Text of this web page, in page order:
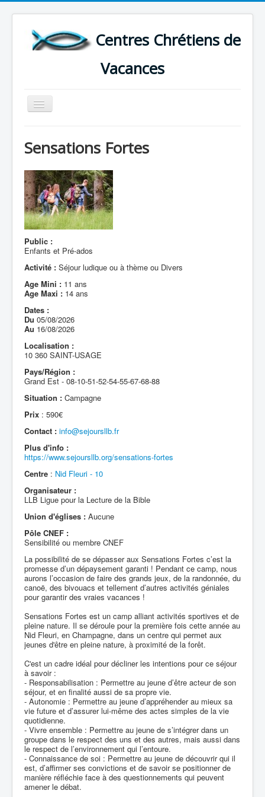
Centres Chrétiens de
Vacances
Basculer
la
CARTE DES CENTRES DE VACANCES .
LISTE DES SEJOURS DE VACANCES 2026
PLUS
Sensations Fortes
Public :
Enfants et Pré-ados
Activité : Séjour ludique ou à thème ou Divers
Age Mini : 11 ans
Age Maxi : 14 ans
Dates :
Du 05/08/2026
Au 16/08/2026
Localisation :
10 360 SAINT-USAGE
Pays/Région :
Grand Est - 08-10-51-52-54-55-67-68-88
Situation : Campagne
Prix : 590€
Contact : info@sejoursllb.fr
Plus d'info :
https://www.sejoursllb.org/sensations-fortes
Centre : Nid Fleuri - 10
Organisateur :
LLB Ligue pour la Lecture de la Bible
Union d'églises : Aucune
Pôle CNEF :
Sensibilité ou membre CNEF
La possibilité de se dépasser aux Sensations Fortes c’est la
promesse d’un dépaysement garanti ! Pendant ce camp, nous
aurons l’occasion de faire des grands jeux, de la randonnée, du
canoë, des bivouacs et tellement d’autres activités géniales
pour garantir des vraies vacances !
Sensations Fortes est un camp alliant activités sportives et de
pleine nature. Il se déroule pour la première fois cette année au
Nid Fleuri, en Champagne, dans un centre qui permet aux
jeunes d'être en pleine nature, à proximité de la forêt.
C'est un cadre idéal pour décliner les intentions pour ce séjour
à savoir :
- Responsabilisation : Permettre au jeune d’être acteur de son
séjour, et en finalité aussi de sa propre vie.
- Autonomie : Permettre au jeune d’appréhender au mieux sa
vie future et d’assurer lui-même des actes simples de la vie
quotidienne.
- Vivre ensemble : Permettre au jeune de s’intégrer dans un
groupe dans le respect des uns et des autres, mais aussi dans
le respect de l’environnement qui l’entoure.
- Connaissance de soi : Permettre au jeune de découvrir qui il
est, d’affirmer ses convictions et de savoir se positionner de
manière réfléchie face à des questionnements qui peuvent
amener le débat.